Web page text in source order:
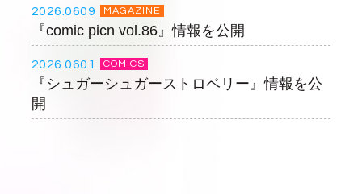
2026.0609 MAGAZINE
『comic picn vol.86』情報を公開
2026.0601 COMICS
『シュガーシュガーストロベリー』情報を公
開